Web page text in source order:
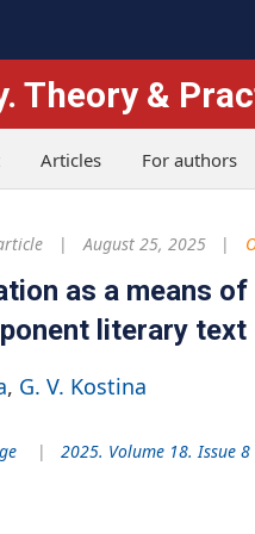
Theory &
Articles For authors
August 25, 2025
as a means of
literary text
G. V. Kostina
2025. Volume 18. Issue 8